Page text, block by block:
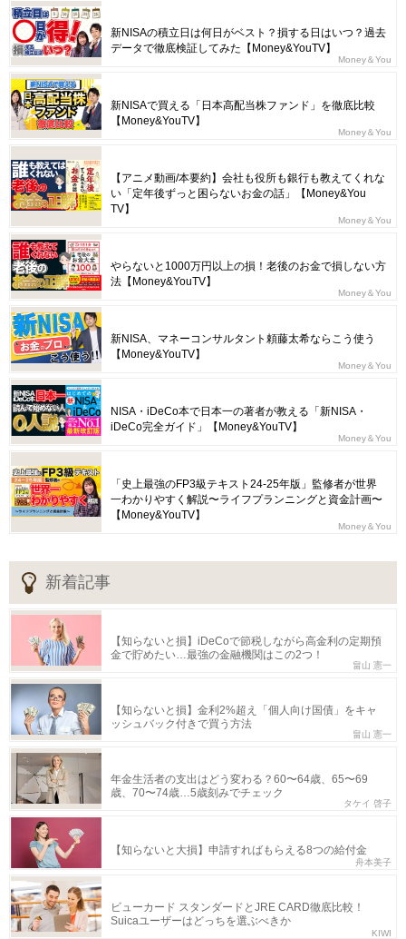
新NISAの積立日は何日がベスト？損する日はいつ？過去
データで徹底検証してみた【Money&YouTV】
Money＆You
新NISAで買える「日本高配当株ファンド」を徹底比較
【Money&YouTV】
Money＆You
【アニメ動画/本要約】会社も役所も銀行も教えてくれな
い「定年後ずっと困らないお金の話」【Money&You
TV】
Money＆You
やらないと1000万円以上の損！老後のお金で損しない方
法【Money&YouTV】
Money＆You
新NISA、マネーコンサルタント頼藤太希ならこう使う
【Money&YouTV】
Money＆You
NISA・iDeCo本で日本一の著者が教える「新NISA・
iDeCo完全ガイド」【Money&YouTV】
Money＆You
「史上最強のFP3級テキスト24-25年版」監修者が世界
一わかりやすく解説〜ライフプランニングと資金計画〜
【Money&YouTV】
Money＆You
新着記事
【知らないと損】iDeCoで節税しながら高金利の定期預
金で貯めたい…最強の金融機関はこの2つ！
畠山 憲一
【知らないと損】金利2%超え「個人向け国債」をキャ
ッシュバック付きで買う方法
畠山 憲一
年金生活者の支出はどう変わる？60〜64歳、65〜69
歳、70〜74歳…5歳刻みでチェック
タケイ 啓子
【知らないと大損】申請すればもらえる8つの給付金
舟本美子
ビューカード スタンダードとJRE CARD徹底比較！
Suicaユーザーはどっちを選ぶべきか
KIWI